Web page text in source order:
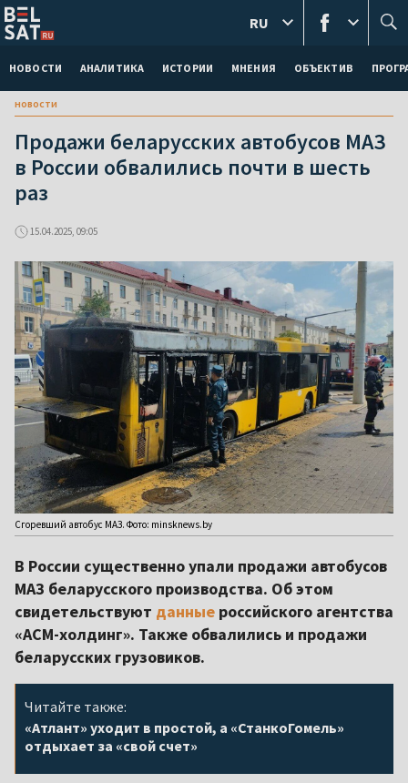
НОВОСТИ АНАЛИТИКА ИСТОРИИ МНЕНИЯ ОБЪЕКТИВ
RU
новости
Продажи беларусских автобусов МАЗ
в России обвалились почти в шесть
раз
15.04.2025, 09:05
Сгоревший автобус МАЗ. Фото: minsknews.by
В России существенно упали продажи автобусов
МАЗ беларусского производства. Об этом
свидетельствуют данные российского агентства
«АСМ-холдинг». Также обвалились и продажи
беларусских грузовиков.
Читайте также:
«Атлант» уходит в простой, а «СтанкоГомель»
отдыхает за «свой счет»